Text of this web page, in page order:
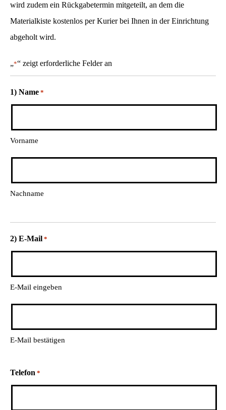
wird zudem ein Rückgabetermin mitgeteilt, an dem die
Materialkiste kostenlos per Kurier bei Ihnen in der Einrichtung
abgeholt wird.
„*“ zeigt erforderliche Felder an
1) Name *
Vorname
Nachname
2) E-Mail *
E-Mail eingeben
E-Mail bestätigen
Telefon *